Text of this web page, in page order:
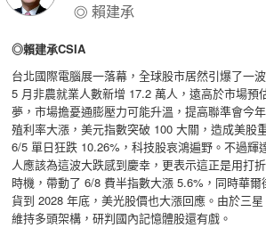
賴建承
◎賴建承CSIA
台北國際電腦展一落幕，全球股市居然引爆了一
5 月非農就業人數新增 17.2 萬人，遠高於市場預
夢，市場擔憂通膨壓力可能升溫，提高聯準會今
殖利率大漲，美元指數突破 100 大關，造成美股
6/5 單日狂跌 10.26%，科技股哀鴻遍野。不過輝
人應該為這波大跌感到慶幸，更表示這正是用打
時機，帶動了 6/8 費半指數大漲 5.6%，同時華
貨到 2028 年底，美光股價也大漲回應。由於三
維持多頭架構，研判國內記憶體股還有戲。